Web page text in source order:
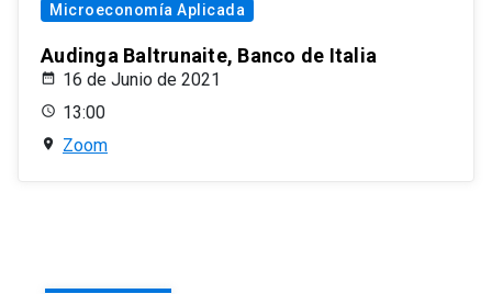
Microeconomía Aplicada
Audinga Baltrunaite, Banco de Italia
16 de Junio de 2021
13:00
Zoom